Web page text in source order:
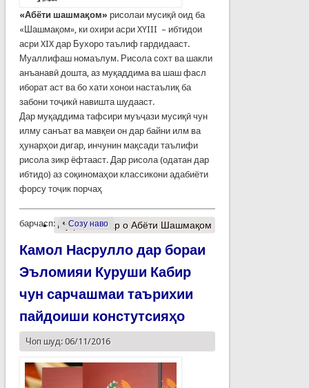
«Абёти шашмақом» рисолаи мусиқӣ оид ба
«Шашмақом», ки охири асри XYIII – ибтидои
асри XIX дар Бухоро таълиф гардидааст.
Муаллифаш номаълум. Рисола сохт ва шакли
анъанавӣ дошта, аз муқаддима ва шаш фасл
иборат аст ва бо хати хонои настаълиқ ба
забони тоҷикӣ навишта шудааст.
Дар муқаддима тафсири муъҷази мусиқӣ чун
илму санъат ва мавқеи он дар байни илм ва
ҳунарҳои дигар, инчунин мақсади таълифи
рисола зикр ёфтааст. Дар рисола (одатан дар
ибтидо) аз соқиномаҳои классикони адабиёти
форсу тоҷик порчаҳ
барчасп: Созу наво
Муфассалтар о Абёти Шашмақом
Камол Насрулло дар бораи
Эъломияи Куруши Кабир
чун сарчашмаи таърихии
пайдоиши констутсияҳо
Чоп шуд: 06/11/2016